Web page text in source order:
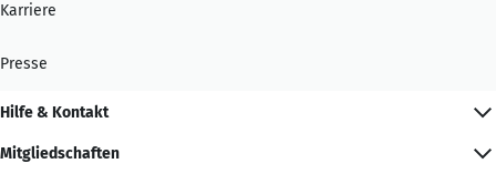
Karriere
Presse
Hilfe & Kontakt
Mitgliedschaften